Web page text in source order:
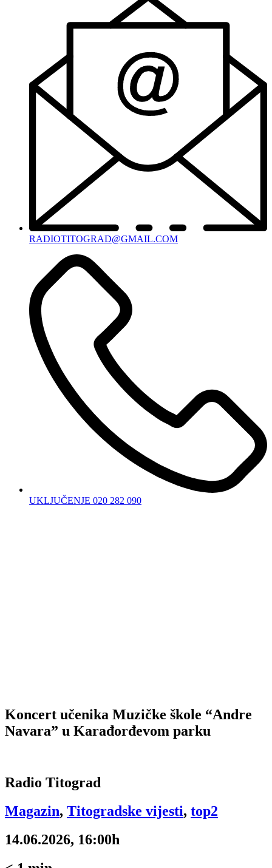
RADIOTITOGRAD@GMAIL.COM
UKLJUČENJE 020 282 090
Koncert učenika Muzičke škole “Andre
Navara” u Karađorđevom parku
Radio Titograd
Magazin, Titogradske vijesti, top2
14.06.2026, 16:00h